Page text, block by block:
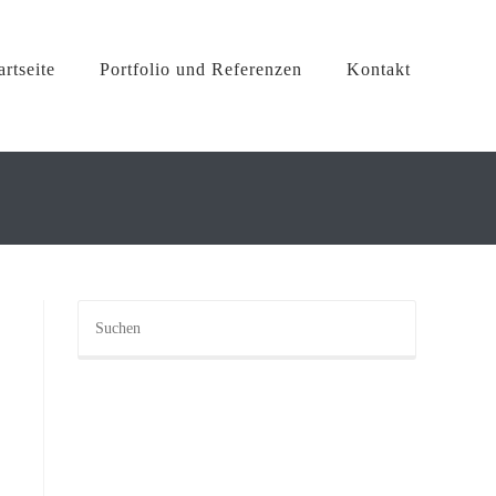
Portfolio und Referenzen Kontakt